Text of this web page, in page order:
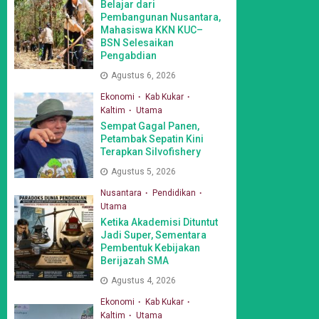
Belajar dari
Pembangunan Nusantara,
Mahasiswa KKN KUC–
BSN Selesaikan
Pengabdian
Agustus 6, 2026
Ekonomi
Kab Kukar
Kaltim
Utama
Sempat Gagal Panen,
Petambak Sepatin Kini
Terapkan Silvofishery
Agustus 5, 2026
Nusantara
Pendidikan
Utama
Ketika Akademisi Dituntut
Jadi Super, Sementara
Pembentuk Kebijakan
Berijazah SMA
Agustus 4, 2026
Ekonomi
Kab Kukar
Kaltim
Utama